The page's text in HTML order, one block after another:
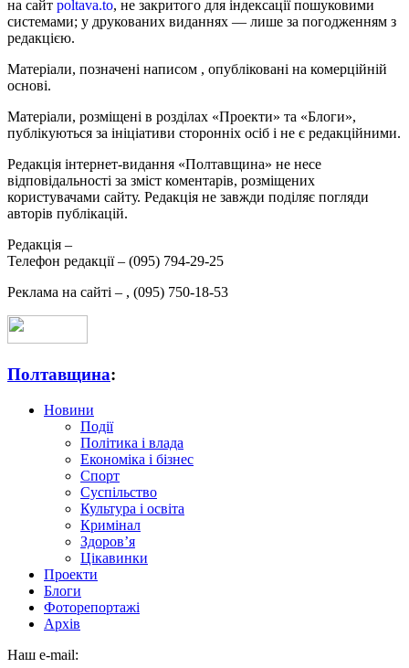
на сайт poltava.to, не закритого для індексації пошуковими
системами; у друкованих виданнях — лише за погодженням з
редакцією.
Матеріали, позначені написом , опубліковані на комерційній
основі.
Матеріали, розміщені в розділах «Проекти» та «Блоги»,
публікуються за ініціативи сторонніх осіб і не є редакційними.
Редакція інтернет-видання «Полтавщина» не несе
відповідальності за зміст коментарів, розміщених
користувачами сайту. Редакція не завжди поділяє погляди
авторів публікацій.
Редакція –
Телефон редакції – (095) 794-29-25
Реклама на сайті – , (095) 750-18-53
Полтавщина:
Новини
Події
Політика і влада
Економіка і бізнес
Спорт
Суспільство
Культура і освіта
Кримінал
Здоров’я
Цікавинки
Проекти
Блоги
Фоторепортажі
Архів
Наш e-mail: